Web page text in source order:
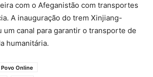
com o Afeganistão com transportes
A inauguração do trem Xinjiang-
um canal para garantir o transporte de
humanitária.
Online